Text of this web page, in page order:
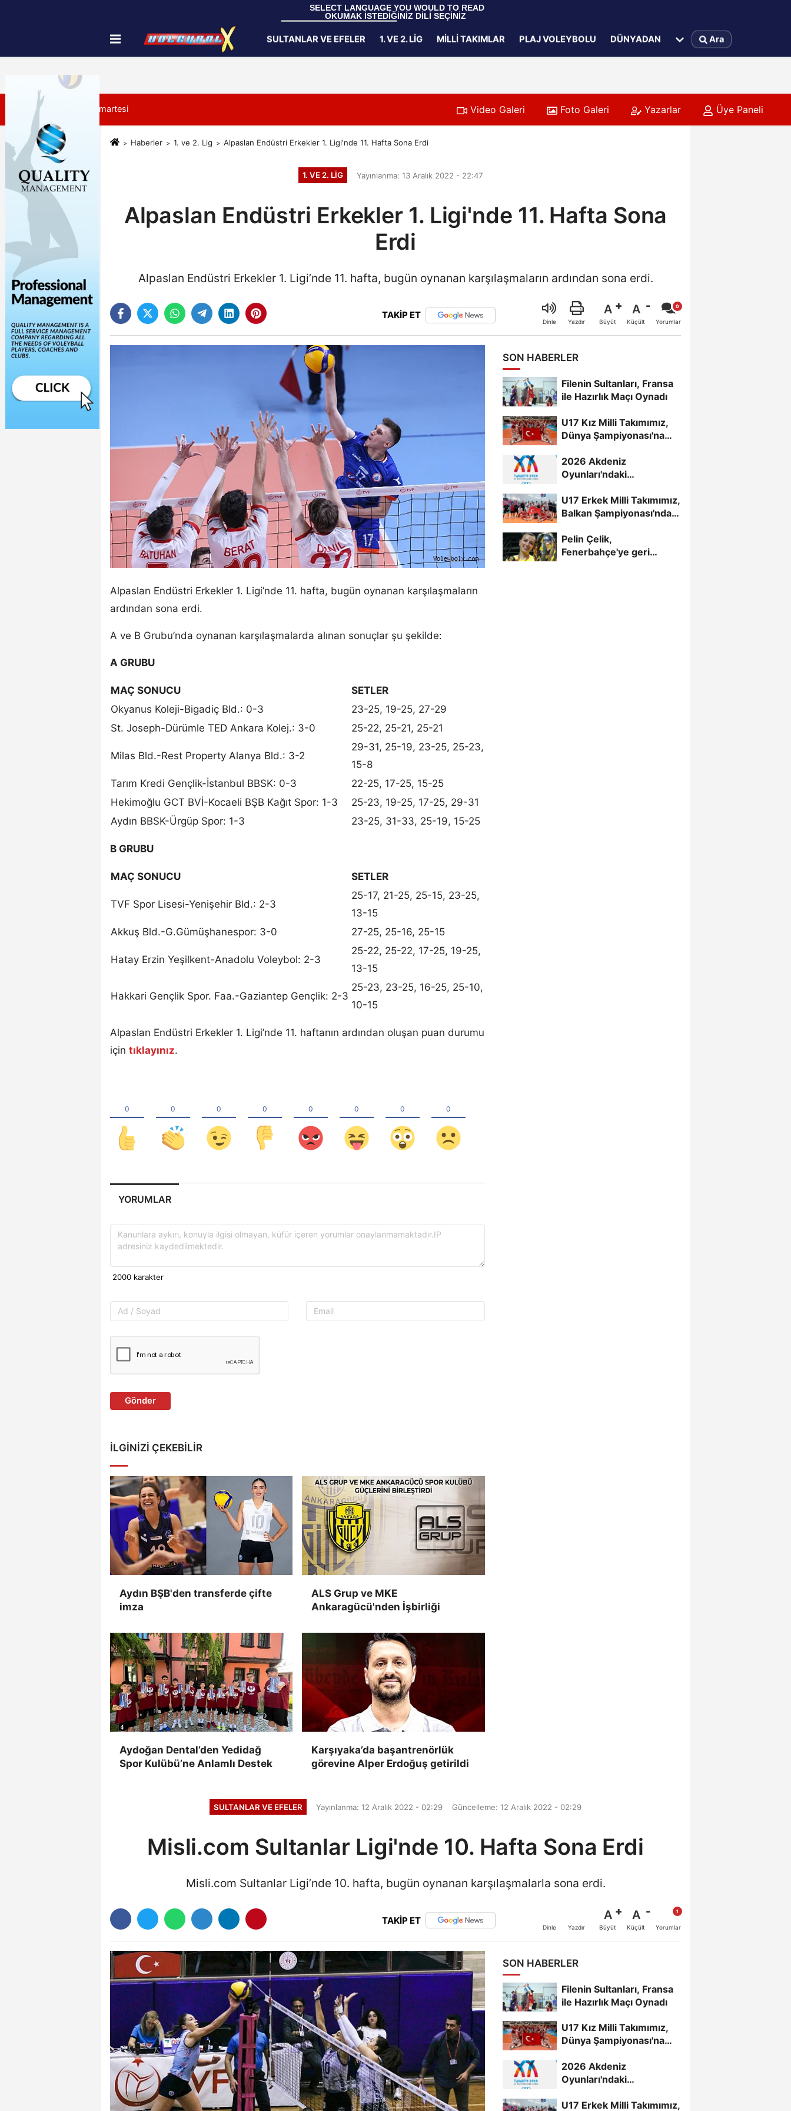
SELECT LANGUAGE YOU WOULD TO READ
OKUMAK İSTEDİĞİNİZ DİLİ SEÇİNİZ
İletişim Çerez Politikası
SULTANLAR VE EFELER 1. VE 2. LIG MILLI TAKIMLAR PLAJ VOLEYBOLU DÜNYADAN Ara
8 Ağustos 2026, Cumartesi Video Galeri Foto Galeri Yazarlar Üye Paneli
Haberler 1. ve 2. Lig Alpaslan Endüstri Erkekler 1. Ligi'nde 11. Hafta Sona Erdi
1. VE 2. LIG Yayınlanma: 13 Aralık 2022 - 22:47
Alpaslan Endüstri Erkekler 1. Ligi'nde 11. Hafta Sona
Erdi
Alpaslan Endüstri Erkekler 1. Ligi’nde 11. hafta, bugün oynanan karşılaşmaların ardından sona erdi.
TAKİP ET
Dinle Yazdır
A
Büyüt
A
Küçült Yorumlar
Alpaslan Endüstri Erkekler 1. Ligi’nde 11. hafta, bugün oynanan karşılaşmaların
ardından sona erdi.
A ve B Grubu’nda oynanan karşılaşmalarda alınan sonuçlar şu şekilde:
A GRUBU
MAÇ SONUCU
SETLER
Okyanus Koleji-Bigadiç Bld.: 0-3
23-25, 19-25, 27-29
St. Joseph-Dürümle TED Ankara Kolej.: 3-0
25-22, 25-21, 25-21
Milas Bld.-Rest Property Alanya Bld.: 3-2
29-31, 25-19, 23-25, 25-23,
15-8
Tarım Kredi Gençlik-İstanbul BBSK: 0-3
22-25, 17-25, 15-25
Hekimoğlu GCT BVİ-Kocaeli BŞB Kağıt Spor: 1-3
25-23, 19-25, 17-25, 29-31
Aydın BBSK-Ürgüp Spor: 1-3
23-25, 31-33, 25-19, 15-25
B GRUBU
MAÇ SONUCU SETLER
TVF Spor Lisesi-Yenişehir Bld.: 2-3
25-17, 21-25, 25-15, 23-25,
13-15
Akkuş Bld.-G.Gümüşhanespor: 3-0
27-25, 25-16, 25-15
Hatay Erzin Yeşilkent-Anadolu Voleybol: 2-3
25-22, 25-22, 17-25, 19-25,
13-15
Hakkari Gençlik Spor. Faa.-Gaziantep Gençlik: 2-3
25-23, 23-25, 16-25, 25-10,
10-15
Alpaslan Endüstri Erkekler 1. Ligi’nde 11. haftanın ardından oluşan puan durumu
için tıklayınız.
YORUMLAR
Gönder
İLGINIZI ÇEKEBILIR
Aydın BŞB'den transferde çifte
imza
ALS Grup ve MKE
Ankaragücü'nden İşbirliği
Aydoğan Dental’den Yedidağ
Spor Kulübü’ne Anlamlı Destek
Karşıyaka’da başantrenörlük
görevine Alper Erdoğuş getirildi
SON HABERLER
Filenin Sultanları, Fransa
ile Hazırlık Maçı Oynadı
U17 Kız Milli Takımımız,
Dünya Şampiyonası'na
2026 Akdeniz
Oyunları'ndaki
U17 Erkek Milli Takımımız,
Balkan Şampiyonası'nda
Pelin Çelik,
Fenerbahçe'ye geri
SULTANLAR VE EFELER Yayınlanma: 12 Aralık 2022 - 02:29 Güncelleme: 12 Aralık 2022 - 02:29
Misli.com Sultanlar Ligi'nde 10. Hafta Sona Erdi
Misli.com Sultanlar Ligi’nde 10. hafta, bugün oynanan karşılaşmalarla sona erdi.
TAKİP ET
Dinle Yazdır
A
Büyüt
A
Küçült Yorumlar
SON HABERLER
Filenin Sultanları, Fransa
ile Hazırlık Maçı Oynadı
U17 Kız Milli Takımımız,
Dünya Şampiyonası'na
2026 Akdeniz
Oyunları'ndaki
U17 Erkek Milli Takımımız,